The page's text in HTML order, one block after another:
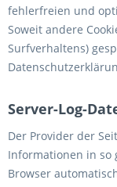
fehlerfreien und
Soweit andere
Surfverhaltens)
Server-Log-
Der Provider der
Informationen in so
Browser